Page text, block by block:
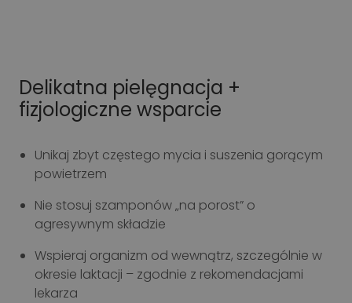
Delikatna pielęgnacja +
fizjologiczne wsparcie
Unikaj zbyt częstego mycia i suszenia gorącym
powietrzem
Nie stosuj szamponów „na porost” o
agresywnym składzie
Wspieraj organizm od wewnątrz, szczególnie w
okresie laktacji – zgodnie z rekomendacjami
lekarza